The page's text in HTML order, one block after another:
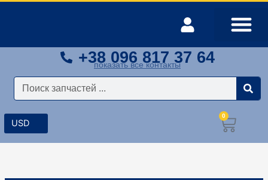
+38 096 817 37 64
показать все контакты
Поиск
0